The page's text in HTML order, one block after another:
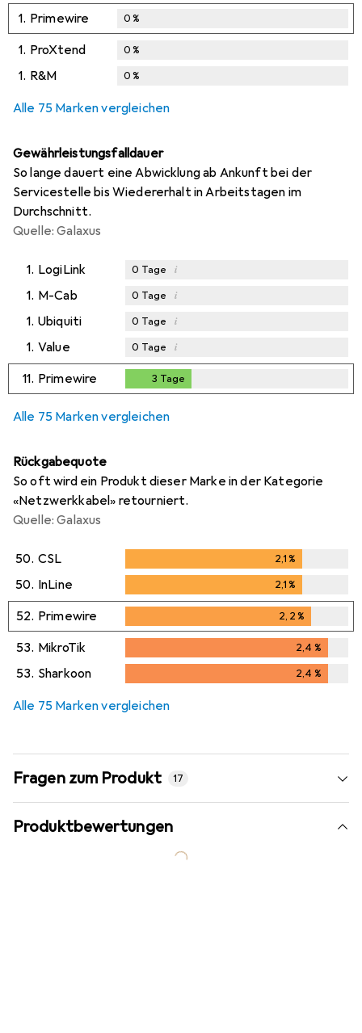
1. Primewire 0%
1. ProXtend 0%
1. R&M 0%
Alle 75 Marken vergleichen
Gewährleistungsfalldauer
So lange dauert eine Abwicklung ab Ankunft bei der
Servicestelle bis Wiedererhalt in Arbeitstagen im
Durchschnitt.
Quelle: Galaxus
1. LogiLink 0 Tage i
1. M-Cab 0 Tage i
1. Ubiquiti 0 Tage i
1. Value 0 Tage i
11. Primewire 3 Tage
Alle 75 Marken vergleichen
Rückgabequote
So oft wird ein Produkt dieser Marke in der Kategorie
«Netzwerkkabel» retourniert.
Quelle: Galaxus
50. CSL 2,1%
50. InLine 2,1%
52. Primewire 2,2%
2,2%
53. MikroTik 2,4 %
2,4%
53. Sharkoon 2,4 %
Alle 75 Marken vergleichen
Fragen zum Produkt 17
Produktbewertungen